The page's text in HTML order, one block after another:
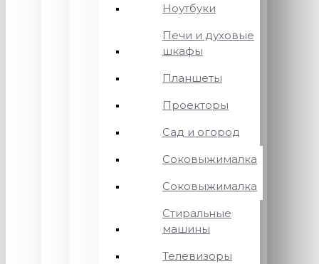
Ноутбуки
Печи и духовые
шкафы
Планшеты
Проекторы
Сад и огород
Соковыжималка
Соковыжималка
Стиральные
машины
Телевизоры